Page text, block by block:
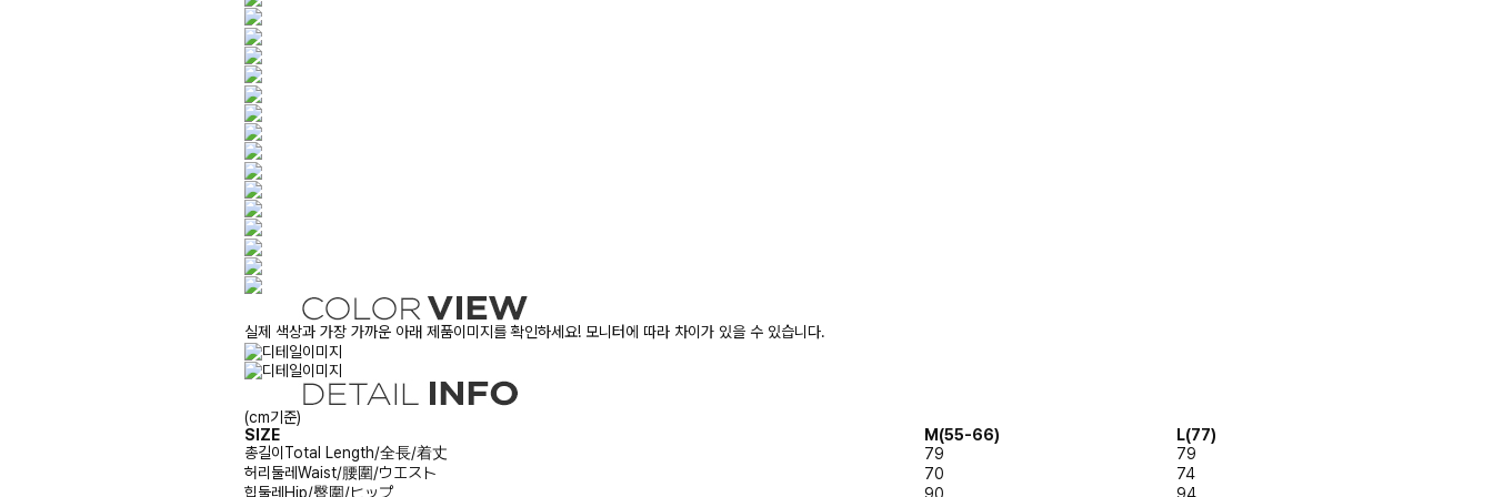
실제 색상과 가장 가까운 아래 제품이미지를 확인하세요! 모니터에 따라 차이가 있을 수 있습니다.
(cm기준)
SIZE
M(55-66)
L(77)
총길이 Total Length/全長/着丈 79
79
허리둘레Waist/腰圍/ウエスト 70
74
힙둘레 Hip/臀圍/ヒップ